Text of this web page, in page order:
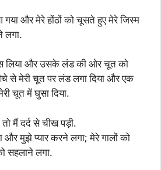
और मेरे होंठों को चूसते हुए मेरे जिस्म
लगा.
लिया और उसके लंड की ओर चूत को
से मेरी चूत पर लंड लगा दिया और एक
चूत में घुसा दिया.
मैं दर्द से चीख पड़ी.
मुझे प्यार करने लगा; मेरे गालों को
सहलाने लगा.